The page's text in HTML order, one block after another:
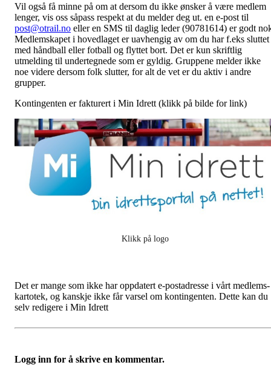
Vil også få minne på om at dersom du ikke ønsker å være medlem
lenger, vis oss såpass respekt at du melder deg ut. en e-post til
post@otrail.no eller en SMS til daglig leder (90781614) er godt
Medlemskapet i hovedlaget er uavhengig av om du har f.eks sluttet
med håndball eller fotball og flyttet bort. Det er kun skriftlig
utmelding til undertegnede som er gyldig. Gruppene melder ikke
noe videre dersom folk slutter, for alt de vet er du aktiv i andre
grupper.
Kontingenten er fakturert i Min Idrett (klikk på bilde for link)
Klikk på logo
Det er mange som ikke har oppdatert e-postadresse i vårt medlems-
kartotek, og kanskje ikke får varsel om kontingenten. Dette kan du
selv redigere i Min Idrett
Logg inn for å skrive en kommentar.